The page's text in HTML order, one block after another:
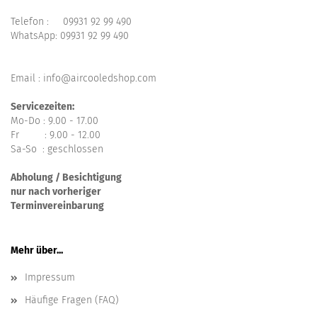
Telefon : 09931 92 99 490
WhatsApp: 09931 92 99 490
Email : info@aircooledshop.com
Servicezeiten:
Mo-Do : 9.00 - 17.00
Fr : 9.00 - 12.00
Sa-So : geschlossen
Abholung / Besichtigung
nur nach vorheriger
Terminvereinbarung
Mehr über...
Impressum
Häufige Fragen (FAQ)